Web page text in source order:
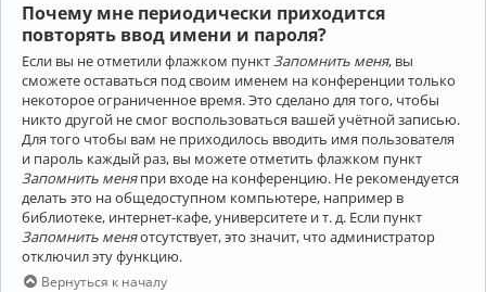
Почему мне периодически приходится
повторять ввод имени и пароля?
Если вы не отметили флажком пунктЗапомнить меня, вы
сможете оставаться под своим именем на конференции только
некоторое ограниченное время. Это сделано для того, чтобы
никто другой не смог воспользоваться вашей учётной записью.
Для того чтобы вам не приходилось вводить имя пользователя
и пароль каждый раз, вы можете отметить флажком пункт
Запомнить меняпри входе на конференцию. Не рекомендуется
делать это на общедоступном компьютере, например в
библиотеке, интернет-кафе, университете и т. д. Если пункт
Запомнить меняотсутствует, это значит, что администратор
отключил эту функцию.
Вернуться к началу